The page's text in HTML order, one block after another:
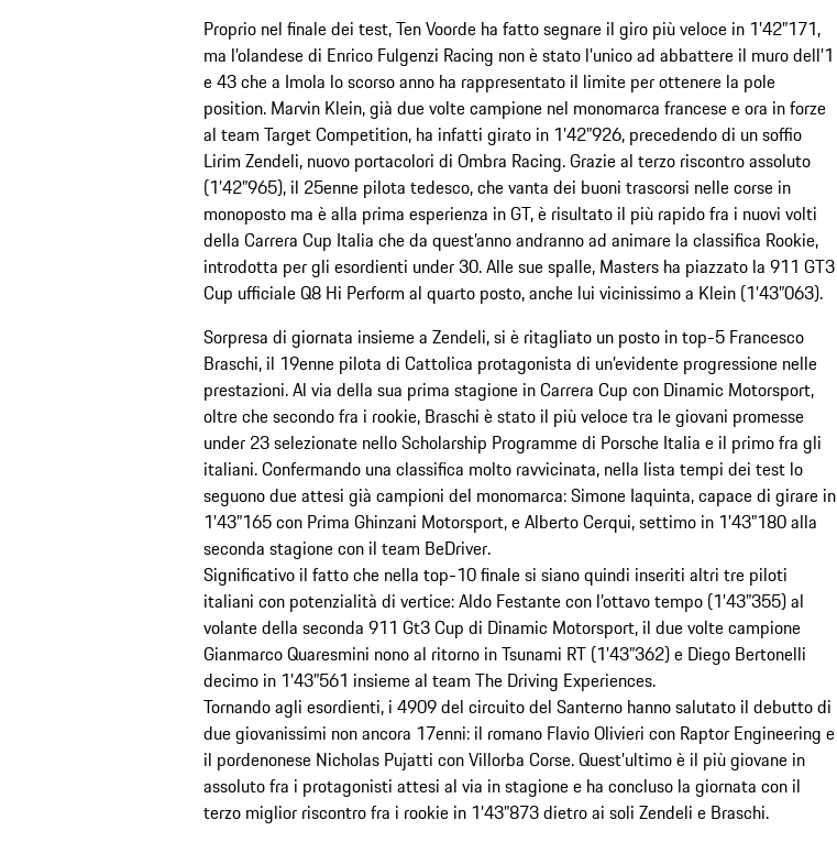
Proprio nel finale dei test, Ten Voorde ha fatto segnare il giro più veloce in 1’42”171,
ma l’olandese di Enrico Fulgenzi Racing non è stato l’unico ad abbattere il muro dell’1
e 43 che a Imola lo scorso anno ha rappresentato il limite per ottenere la pole
position. Marvin Klein, già due volte campione nel monomarca francese e ora in forze
al team Target Competition, ha infatti girato in 1’42”926, precedendo di un soffio
Lirim Zendeli, nuovo portacolori di Ombra Racing. Grazie al terzo riscontro assoluto
(1’42”965), il 25enne pilota tedesco, che vanta dei buoni trascorsi nelle corse in
monoposto ma è alla prima esperienza in GT, è risultato il più rapido fra i nuovi volti
della Carrera Cup Italia che da quest’anno andranno ad animare la classifica Rookie,
introdotta per gli esordienti under 30. Alle sue spalle, Masters ha piazzato la 911 GT3
Cup ufficiale Q8 Hi Perform al quarto posto, anche lui vicinissimo a Klein (1’43”063).
Sorpresa di giornata insieme a Zendeli, si è ritagliato un posto in top-5 Francesco
Braschi, il 19enne pilota di Cattolica protagonista di un’evidente progressione nelle
prestazioni. Al via della sua prima stagione in Carrera Cup con Dinamic Motorsport,
oltre che secondo fra i rookie, Braschi è stato il più veloce tra le giovani promesse
under 23 selezionate nello Scholarship Programme di Porsche Italia e il primo fra gli
italiani. Confermando una classifica molto ravvicinata, nella lista tempi dei test lo
seguono due attesi già campioni del monomarca: Simone Iaquinta, capace di girare in
1’43”165 con Prima Ghinzani Motorsport, e Alberto Cerqui, settimo in 1’43”180 alla
seconda stagione con il team BeDriver.
Significativo il fatto che nella top-10 finale si siano quindi inseriti altri tre piloti
italiani con potenzialità di vertice: Aldo Festante con l’ottavo tempo (1’43”355) al
volante della seconda 911 Gt3 Cup di Dinamic Motorsport, il due volte campione
Gianmarco Quaresmini nono al ritorno in Tsunami RT (1’43”362) e Diego Bertonelli
decimo in 1’43”561 insieme al team The Driving Experiences.
Tornando agli esordienti, i 4909 del circuito del Santerno hanno salutato il debutto di
due giovanissimi non ancora 17enni: il romano Flavio Olivieri con Raptor Engineering e
il pordenonese Nicholas Pujatti con Villorba Corse. Quest’ultimo è il più giovane in
assoluto fra i protagonisti attesi al via in stagione e ha concluso la giornata con il
terzo miglior riscontro fra i rookie in 1’43”873 dietro ai soli Zendeli e Braschi.